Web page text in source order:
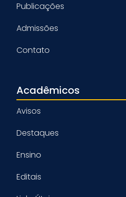
Publicações
Admissões
Contato
Acadêmicos
Avisos
Destaques
Ensino
Editais